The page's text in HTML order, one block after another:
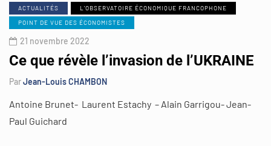
ACTUALITÉS
L'OBSERVATOIRE ÉCONOMIQUE FRANCOPHONE
POINT DE VUE DES ÉCONOMISTES
21 novembre 2022
Ce que révèle l’invasion de l’UKRAINE
ParJean-Louis CHAMBON
Antoine Brunet- Laurent Estachy – Alain Garrigou- Jean-
Paul Guichard